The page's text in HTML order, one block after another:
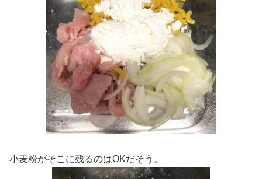
小麦粉がそこに残るのはOKだそう。